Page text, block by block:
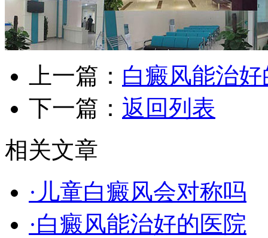
上一篇： 白癜风能治
下一篇： 返回列表
相关文章
·儿童白癜风会对称吗
·白癜风能治好的医院